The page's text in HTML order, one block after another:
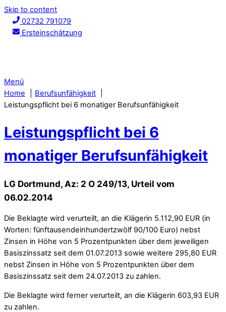
Skip to content
02732 791079
Ersteinschätzung
Menü
Home
Berufsunfähigkeit
Leistungspflicht bei 6 monatiger Berufsunfähigkeit
Leistungspflicht bei 6
monatiger Berufsunfähigkeit
LG Dortmund, Az: 2 O 249/13, Urteil vom
06.02.2014
Die Beklagte wird verurteilt, an die Klägerin 5.112,90 EUR (in
Worten: fünftausendeinhundertzwölf 90/100 Euro) nebst
Zinsen in Höhe von 5 Prozentpunkten über dem jeweiligen
Basiszinssatz seit dem 01.07.2013 sowie weitere 295,80 EUR
nebst Zinsen in Höhe von 5 Prozentpunkten über dem
Basiszinssatz seit dem 24.07.2013 zu zahlen.
Die Beklagte wird ferner verurteilt, an die Klägerin 603,93 EUR
zu zahlen.